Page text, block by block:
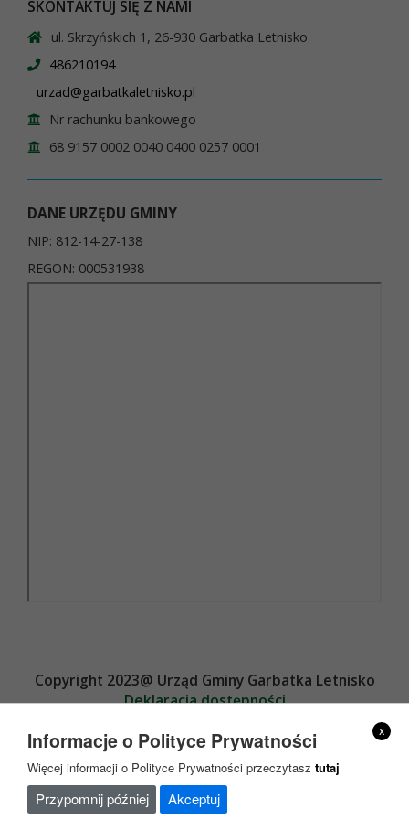
SKONTAKTUJ SIĘ Z NAMI
ul. Skrzyńskich 1, 26-930 Garbatka Letnisko
486210194
urzad@garbatkaletnisko.pl
Nr rachunku bankowego
68 9157 0002 0040 0400 0257 0001
DANE URZĘDU GMINY
NIP: 812-14-27-138
REGON: 000531938
Copyright 2023@ Urząd Gminy Garbatka Letnisko
Deklaracja dostępności
x
Informacje o Polityce Prywatności
Więcej informacji o Polityce Prywatności przeczytasz tutaj
Przypomnij później Akceptuj